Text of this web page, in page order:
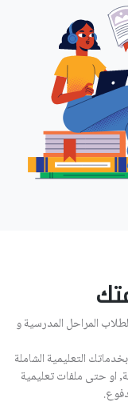
المراحل المدرسية و
التعليمية الشاملة
حتى ملفات تعليمية